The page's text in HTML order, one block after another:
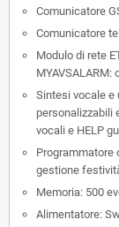
Comunicatore
Comunicatore
Modulo di rete
MYAVSALARM:
Sintesi vocale e
personalizzabili
vocali e HELP
Programmatore
gestione
Memoria: 500
Alimentatore: